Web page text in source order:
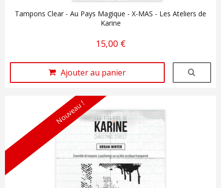
Tampons Clear - Au Pays Magique - X-MAS - Les Ateliers de
Karine
15,00 €
Ajouter au panier
Nouveau !